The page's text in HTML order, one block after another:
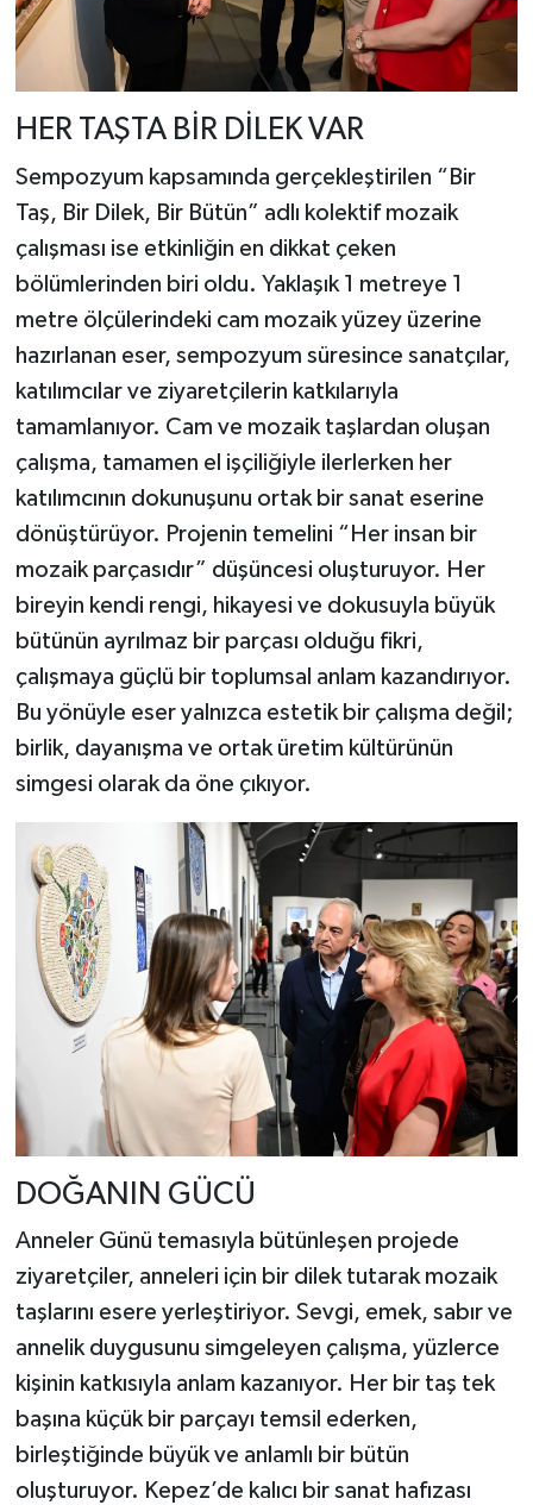
HER TAŞTA BİR DİLEK VAR
Sempozyum kapsamında gerçekleştirilen “Bir
Taş, Bir Dilek, Bir Bütün” adlı kolektif mozaik
çalışması ise etkinliğin en dikkat çeken
bölümlerinden biri oldu. Yaklaşık 1 metreye 1
metre ölçülerindeki cam mozaik yüzey üzerine
hazırlanan eser, sempozyum süresince sanatçılar,
katılımcılar ve ziyaretçilerin katkılarıyla
tamamlanıyor. Cam ve mozaik taşlardan oluşan
çalışma, tamamen el işçiliğiyle ilerlerken her
katılımcının dokunuşunu ortak bir sanat eserine
dönüştürüyor. Projenin temelini “Her insan bir
mozaik parçasıdır” düşüncesi oluşturuyor. Her
bireyin kendi rengi, hikayesi ve dokusuyla büyük
bütünün ayrılmaz bir parçası olduğu fikri,
çalışmaya güçlü bir toplumsal anlam kazandırıyor.
Bu yönüyle eser yalnızca estetik bir çalışma değil;
birlik, dayanışma ve ortak üretim kültürünün
simgesi olarak da öne çıkıyor.
DOĞANIN GÜCÜ
Anneler Günü temasıyla bütünleşen projede
ziyaretçiler, anneleri için bir dilek tutarak mozaik
taşlarını esere yerleştiriyor. Sevgi, emek, sabır ve
annelik duygusunu simgeleyen çalışma, yüzlerce
kişinin katkısıyla anlam kazanıyor. Her bir taş tek
başına küçük bir parçayı temsil ederken,
birleştiğinde büyük ve anlamlı bir bütün
oluşturuyor. Kepez’de kalıcı bir sanat hafızası